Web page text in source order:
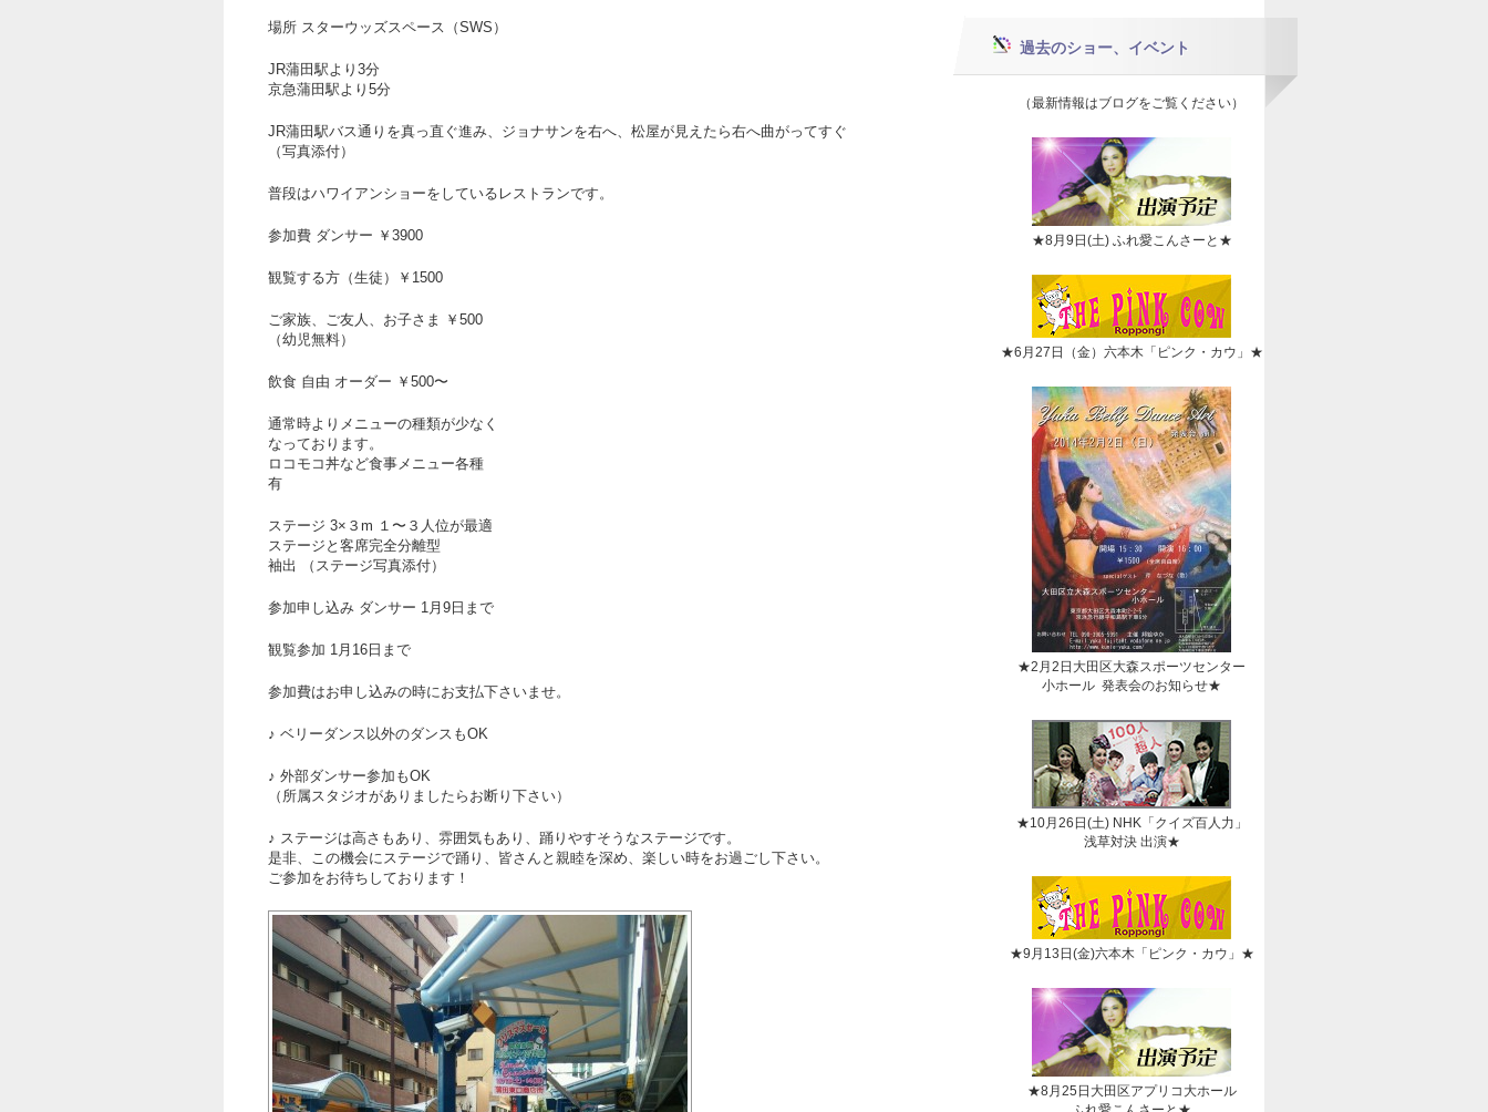
場所 スターウッズスペース（SWS）
JR蒲田駅より3分
京急蒲田駅より5分
JR蒲田駅バス通りを真っ直ぐ進み、ジョナサンを右へ、松屋が見えたら右へ曲がってすぐ
（写真添付）
普段はハワイアンショーをしているレストランです。
参加費 ダンサー ￥3900
観覧する方（生徒）￥1500
ご家族、ご友人、お子さま ￥500
（幼児無料）
飲食 自由 オーダー ￥500〜
通常時よりメニューの種類が少なく
なっております。
ロコモコ丼など食事メニュー各種
有
ステージ 3×３m １〜３人位が最適
ステージと客席完全分離型
袖出 （ステージ写真添付）
参加申し込み ダンサー 1月9日まで
観覧参加 1月16日まで
参加費はお申し込みの時にお支払下さいませ。
♪ ベリーダンス以外のダンスもOK
♪ 外部ダンサー参加もOK
（所属スタジオがありましたらお断り下さい）
♪ ステージは高さもあり、雰囲気もあり、踊りやすそうなステージです。
是非、この機会にステージで踊り、皆さんと親睦を深め、楽しい時をお過ごし下さい。
ご参加をお待ちしております！
過去のショー、イベント
（最新情報はブログをご覧ください）
★8月9日(土) ふれ愛こんさーと★
★6月27日（金）六本木「ピンク・カウ」★
★2月2日大田区大森スポーツセンター
小ホール 発表会のお知らせ★
★10月26日(土) NHK「クイズ百人力」
浅草対決 出演★
★9月13日(金)六本木「ピンク・カウ」★
★8月25日大田区アプリコ大ホール